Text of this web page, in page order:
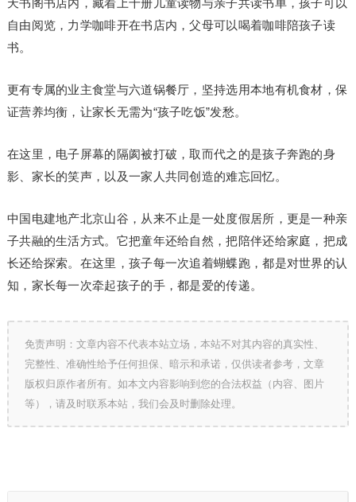
天书阁书店内，藏着上千册儿童读物与亲子共读书单，孩子可以
自由阅览，力学咖啡开在书店内，父母可以喝着咖啡陪孩子读
书。
更有专属的业主食堂与六道锅餐厅，坚持选用本地有机食材，保
证营养均衡，让家长无需为“孩子吃饭”发愁。
在这里，电子屏幕的隔阂被打破，取而代之的是孩子奔跑的身
影、家长的笑声，以及一家人共同创造的难忘回忆。
中国电建地产北京山谷，从来不止是一处度假居所，更是一种亲
子共融的生活方式。它把童年还给自然，把陪伴还给家庭，把成
长还给探索。在这里，孩子每一次追着蝴蝶跑，都是对世界的认
知，家长每一次牵起孩子的手，都是爱的传递。
免责声明：文章内容不代表本站立场，本站不对其内容的真实性、
完整性、准确性给予任何担保、暗示和承诺，仅供读者参考，文章
版权归原作者所有。如本文内容影响到您的合法权益（内容、图片
等），请及时联系本站，我们会及时删除处理。